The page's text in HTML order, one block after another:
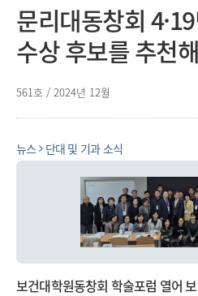
문리대동창회
수상 후보를 추천
561호 / 2024년 12월
뉴스 단대 및 기과 소식
보건대학원동창회 학술포럼 열어